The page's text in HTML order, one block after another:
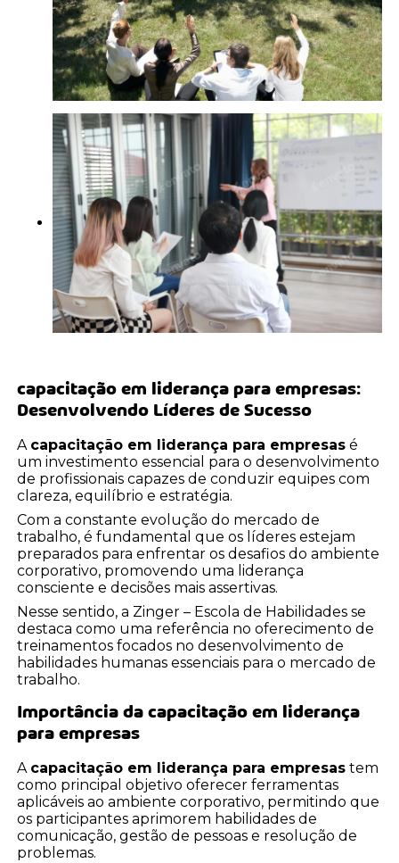
capacitação em liderança para empresas:
Desenvolvendo Líderes de Sucesso
A capacitação em liderança para empresas é
um investimento essencial para o desenvolvimento
de profissionais capazes de conduzir equipes com
clareza, equilíbrio e estratégia.
Com a constante evolução do mercado de
trabalho, é fundamental que os líderes estejam
preparados para enfrentar os desafios do ambiente
corporativo, promovendo uma liderança
consciente e decisões mais assertivas.
Nesse sentido, a Zinger – Escola de Habilidades se
destaca como uma referência no oferecimento de
treinamentos focados no desenvolvimento de
habilidades humanas essenciais para o mercado de
trabalho.
Importância dacapacitação em liderança
para empresas
A capacitação em liderança para empresas tem
como principal objetivo oferecer ferramentas
aplicáveis ao ambiente corporativo, permitindo que
os participantes aprimorem habilidades de
comunicação, gestão de pessoas e resolução de
problemas.